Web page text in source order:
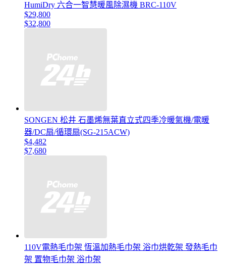
HumiDry 六合一智慧暖風除濕機 BRC-110V
$29,800
$32,800
SONGEN 松井 石墨烯無葉直立式四季冷暖氣機/電暖
器/DC扇/循環扇(SG-215ACW)
$4,482
$7,680
110V電熱毛巾架 恆溫加熱毛巾架 浴巾烘亁架 發熱毛巾
架 置物毛巾架 浴巾架